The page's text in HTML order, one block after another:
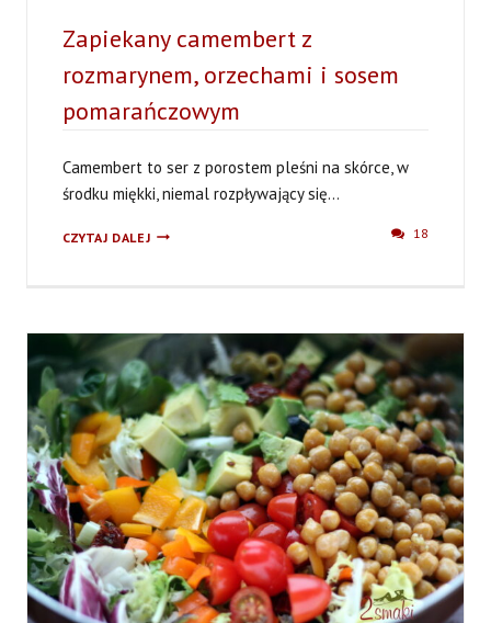
18
Zapiekany camembert z
rozmarynem, orzechami i sosem
pomarańczowym
Camembert to ser z porostem pleśni na skórce, w
środku miękki, niemal rozpływający się...
CZYTAJ DALEJZAPIEKANY
I
POMARAŃCZOWYM